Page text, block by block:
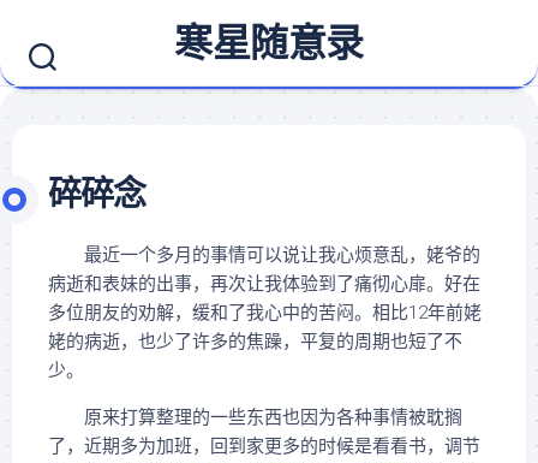
content
寒星随意录
碎碎念
最近一个多月的事情可以说让我心烦意乱，姥爷的
病逝和表妹的出事，再次让我体验到了痛彻心扉。好在
多位朋友的劝解，缓和了我心中的苦闷。相比12年前姥
姥的病逝，也少了许多的焦躁，平复的周期也短了不
少。
原来打算整理的一些东西也因为各种事情被耽搁
了，近期多为加班，回到家更多的时候是看看书，调节